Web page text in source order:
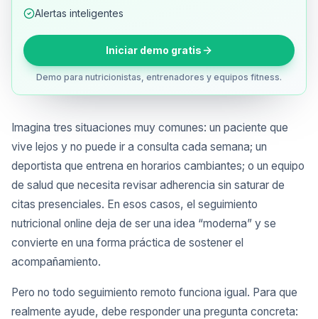
Alertas inteligentes
Iniciar demo gratis
Demo para nutricionistas, entrenadores y equipos fitness.
Imagina tres situaciones muy comunes: un paciente que
vive lejos y no puede ir a consulta cada semana; un
deportista que entrena en horarios cambiantes; o un equipo
de salud que necesita revisar adherencia sin saturar de
citas presenciales. En esos casos, el seguimiento
nutricional online deja de ser una idea “moderna” y se
convierte en una forma práctica de sostener el
acompañamiento.
Pero no todo seguimiento remoto funciona igual. Para que
realmente ayude, debe responder una pregunta concreta: